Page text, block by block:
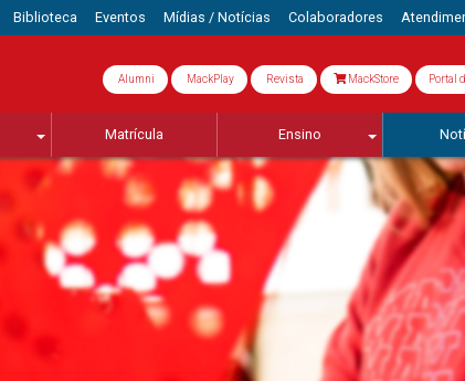
Biblioteca Eventos Mídias / Notícias Colaboradores
Alumni MackPlay Revista MackStore Portal
Matrícula Ensino